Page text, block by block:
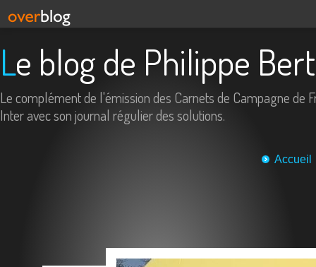
Le blog de Philippe
Le complément de l'émission des Carnets de Campagne de
Inter avec son journal régulier des solutions.
Accueil